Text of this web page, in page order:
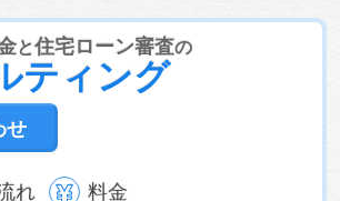
と住宅ローン審査の
ティング
せ
れ
料金